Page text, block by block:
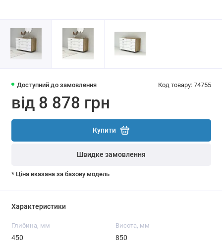
Доступний до замовлення Код товару: 74755
від 8 878 грн
Купити
Швидке замовлення
* Ціна вказана за базову модель
Характеристики
Глибина, мм
450
Висота, мм
850